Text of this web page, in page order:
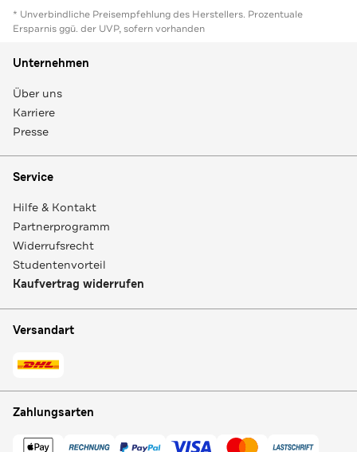
* Unverbindliche Preisempfehlung des Herstellers. Prozentuale
Ersparnis ggü. der UVP, sofern vorhanden
Unternehmen
Über uns
Karriere
Presse
Service
Hilfe & Kontakt
Partnerprogramm
Widerrufsrecht
Studentenvorteil
Kaufvertrag widerrufen
Versandart
Zahlungsarten